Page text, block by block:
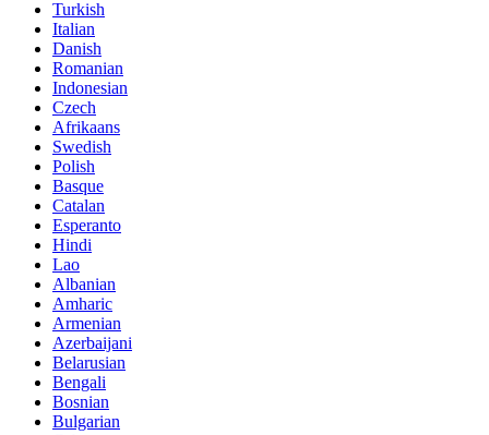
Turkish
Italian
Danish
Romanian
Indonesian
Czech
Afrikaans
Swedish
Polish
Basque
Catalan
Esperanto
Hindi
Lao
Albanian
Amharic
Armenian
Azerbaijani
Belarusian
Bengali
Bosnian
Bulgarian